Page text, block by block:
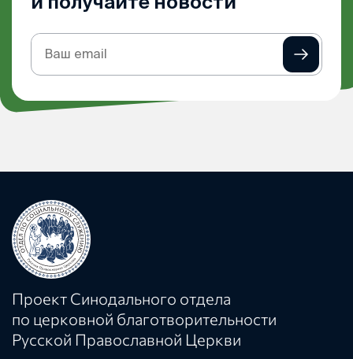
Подписка
на
Проект Синодального отдела
по церковной благотворительности
Русской Православной Церкви